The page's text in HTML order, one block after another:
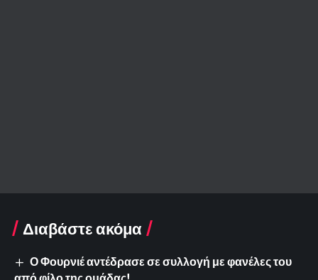
Διαβάστε ακόμα
Ο Φουρνιέ αντέδρασε σε συλλογή με φανέλες του